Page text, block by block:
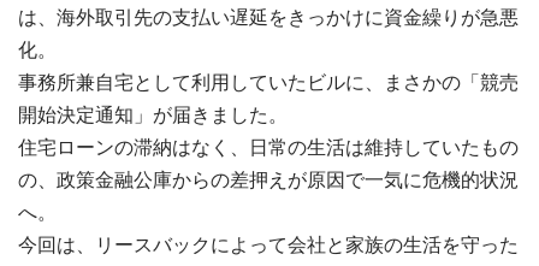
は、海外取引先の支払い遅延をきっかけに資金繰りが急悪
化。
事務所兼自宅として利用していたビルに、まさかの「競売
開始決定通知」が届きました。
住宅ローンの滞納はなく、日常の生活は維持していたもの
の、政策金融公庫からの差押えが原因で一気に危機的状況
へ。
今回は、リースバックによって会社と家族の生活を守った